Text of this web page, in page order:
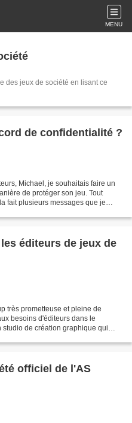
MENU
des jeux de société en lisant ce
de confidentialité ?
Michael, je souhaitais faire un
de protéger son jeu. Tout
fait plusieurs messages que je
éditeurs de jeux de
très prometteuse et pleine de
besoins d'éditeurs dans le
de création graphique qui
officiel de l'AS